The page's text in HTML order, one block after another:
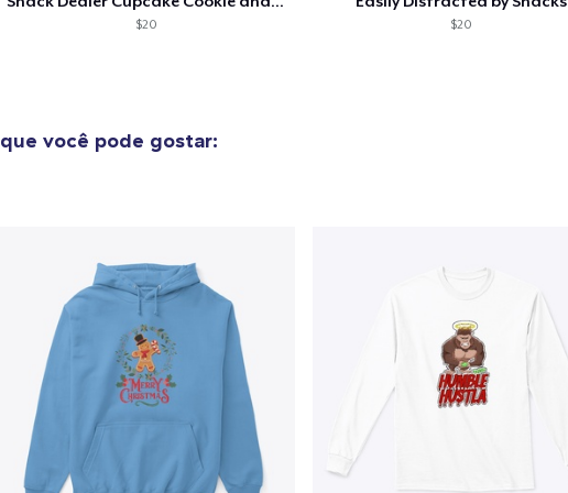
$20 $20
que você pode gostar:
US$ 23,99
US$ 27,99
Comfort Colors 1717 | Classic Heavyweight T-Shirt
US$ 24,99
Tru Transfer Unisex Crewneck Sweatshirt
US$ 40,99